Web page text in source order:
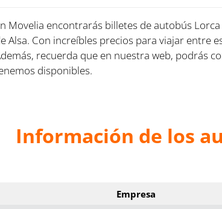
Movelia encontrarás billetes de autobús
Alsa. Con increíbles precios para viajar entre
recuerda que en nuestra web, podrás
disponibles.
Información de los
Empresa